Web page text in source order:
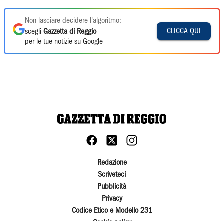
Non lasciare decidere l'algoritmo:
scegli Gazzetta di Reggio
per le tue notizie su Google
CLICCA QUI
Redazione
Scriveteci
Pubblicità
Privacy
Codice Etico e Modello 231